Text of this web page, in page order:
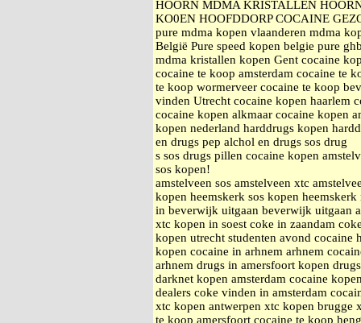
HOORN MDMA KRISTALLEN
KO0EN HOOFDDORP COCAINE
pure mdma kopen vlaanderen mdma
België Pure speed kopen belgie pure
mdma kristallen kopen Gent cocaine
cocaine te koop amsterdam cocaine te
te koop wormerveer cocaine te koop
vinden Utrecht cocaine kopen haarlem
cocaine kopen alkmaar cocaine kopen
kopen nederland harddrugs kopen
en drugs pep alchol en drugs sos drug
s sos drugs pillen cocaine kopen
sos kopen!
amstelveen sos amstelveen xtc
kopen heemskerk sos kopen
in beverwijk uitgaan beverwijk uitgaan
xtc kopen in soest coke in zaandam
kopen utrecht studenten avond
kopen cocaine in arhnem arhnem
arhnem drugs in amersfoort kopen
darknet kopen amsterdam cocaine
dealers coke vinden in amsterdam
xtc kopen antwerpen xtc kopen brugge
te koop amersfoort cocaine te koop